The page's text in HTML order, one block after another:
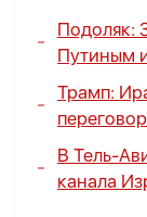
Подоляк:
Путиным
Трамп:
В Тель-
канала